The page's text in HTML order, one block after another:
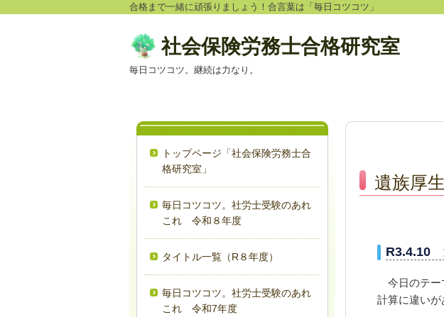
合格まで一緒に頑張りましょう！合言葉は「毎日コツコツ」
社会保険労務士合格研究室
毎日コツコツ。継続は力なり。
遺族厚
R3.4.10
今日のテー
計算に違いが
トップページ「社会保険労務士合
格研究室」
毎日コツコツ。社労士受験のあれ
これ 令和８年度
タイトル一覧（R８年度）
毎日コツコツ。社労士受験のあれ
これ 令和7年度